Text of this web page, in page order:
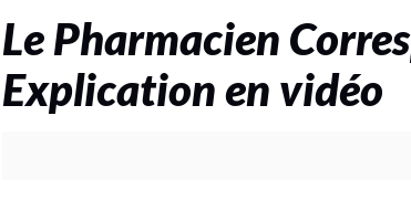
Le Pharmacien
Explication en vidéo